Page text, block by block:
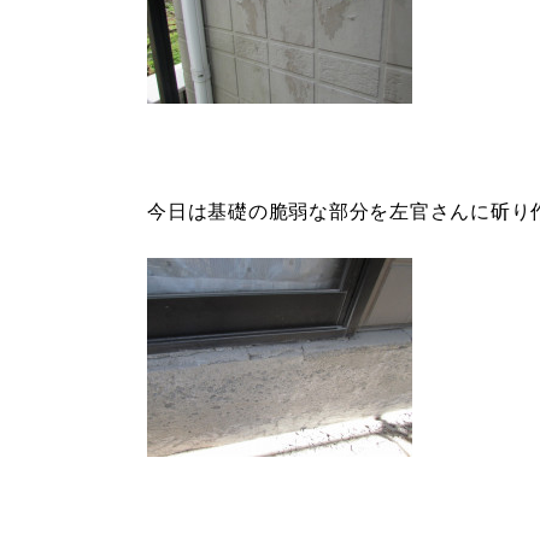
今日は基礎の脆弱な部分を左官さんに斫り